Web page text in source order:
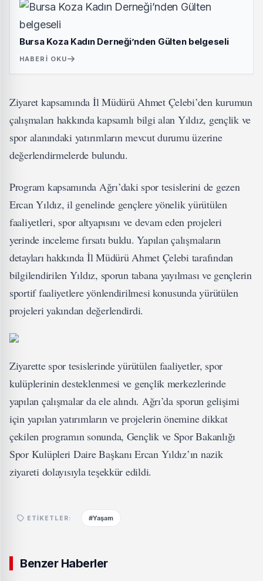
Bursa Koza Kadın Derneği’nden Gülten belgeseli
HABERI OKU
Ziyaret kapsamında İl Müdürü Ahmet Çelebi’den kurumun
çalışmaları hakkında kapsamlı bilgi alan Yıldız, gençlik ve
spor alanındaki yatırımların mevcut durumu üzerine
değerlendirmelerde bulundu.
Program kapsamında Ağrı’daki spor tesislerini de gezen
Ercan Yıldız, il genelinde gençlere yönelik yürütülen
faaliyetleri, spor altyapısını ve devam eden projeleri
yerinde inceleme fırsatı buldu. Yapılan çalışmaların
detayları hakkında İl Müdürü Ahmet Çelebi tarafından
bilgilendirilen Yıldız, sporun tabana yayılması ve gençlerin
sportif faaliyetlere yönlendirilmesi konusunda yürütülen
projeleri yakından değerlendirdi.
Ziyarette spor tesislerinde yürütülen faaliyetler, spor
kulüplerinin desteklenmesi ve gençlik merkezlerinde
yapılan çalışmalar da ele alındı. Ağrı’da sporun gelişimi
için yapılan yatırımların ve projelerin önemine dikkat
çekilen programın sonunda, Gençlik ve Spor Bakanlığı
Spor Kulüpleri Daire Başkanı Ercan Yıldız’ın nazik
ziyareti dolayısıyla teşekkür edildi.
ETIKETLER: #Yaşam
Benzer Haberler